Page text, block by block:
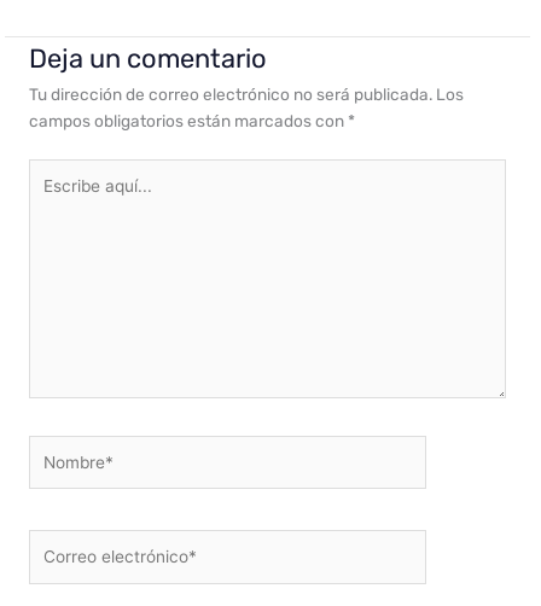
Deja un comentario
Tu dirección de correo electrónico no será publicada. Los
campos obligatorios están marcados con *
aquí...
electrónico*